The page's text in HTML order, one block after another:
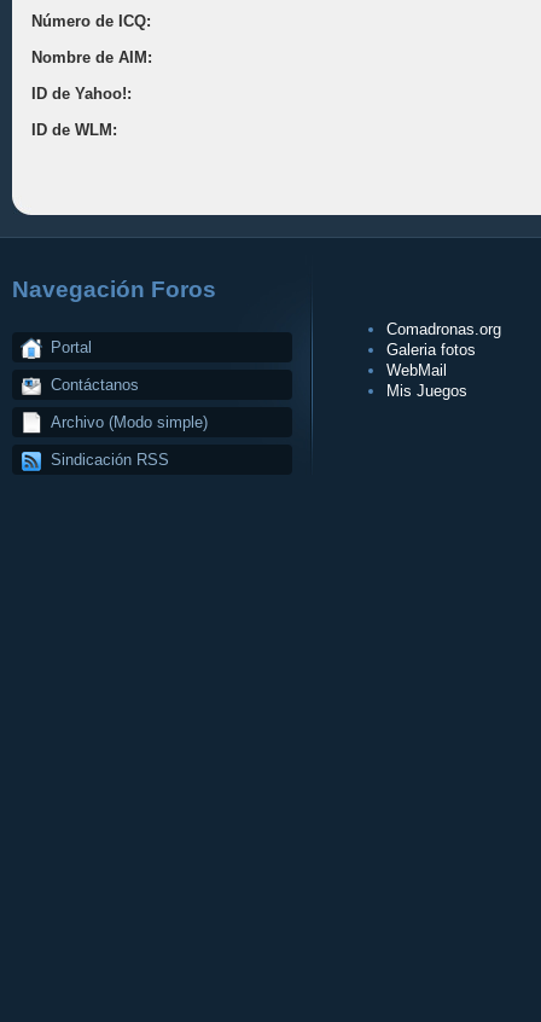
Número de ICQ:
Nombre de AIM:
ID de Yahoo!:
ID de WLM:
Navegación Foros
Portal
Contáctanos
Archivo (Modo simple)
Sindicación RSS
Comadronas.org
Galeria fotos
WebMail
Mis Juegos